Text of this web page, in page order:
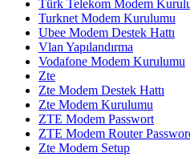
Türk Telekom Modem
Turknet Modem Kurulumu
Ubee Modem Destek Hattı
Vlan Yapılandırma
Vodafone Modem Kurulumu
Zte
Zte Modem Destek Hattı
Zte Modem Kurulumu
ZTE Modem Passwort
ZTE Modem Router
Zte Modem Setup